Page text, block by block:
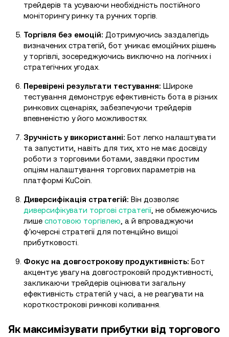
трейдерів та усуваючи необхідність постійного
моніторингу ринку та ручних торгів.
Торгівля без емоцій: Дотримуючись заздалегідь
визначених стратегій, бот уникає емоційних рішень
у торгівлі, зосереджуючись виключно на логічних і
стратегічних угодах.
Перевірені результати тестування: Широке
тестування демонструє ефективність бота в різних
ринкових сценаріях, забезпечуючи трейдерів
впевненістю у його можливостях.
Зручність у використанні: Бот легко налаштувати
та запустити, навіть для тих, хто не має досвіду
роботи з торговими ботами, завдяки простим
опціям налаштування торгових параметрів на
платформі KuCoin.
Диверсифікація стратегій: Він дозволяє
диверсифікувати торгові стратегії , не обмежуючись
лише спотовою торгівлею , а й впроваджуючи
фʼючерсні стратегії для потенційно вищої
прибутковості.
Фокус на довгострокову продуктивність: Бот
акцентує увагу на довгостроковій продуктивності,
закликаючи трейдерів оцінювати загальну
ефективність стратегій у часі, а не реагувати на
короткострокові ринкові коливання.
Як максимізувати прибутки від торгового